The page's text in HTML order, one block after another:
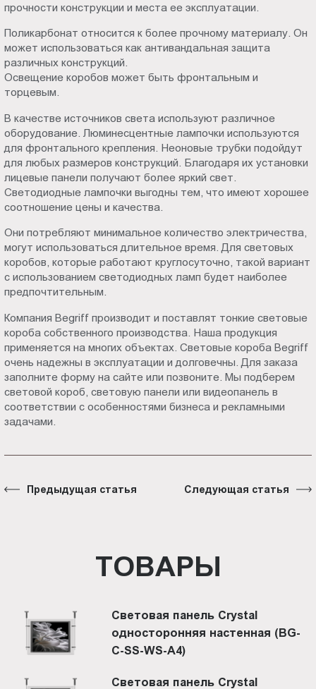
прочности конструкции и места ее эксплуатации.
Поликарбонат относится к более прочному материалу. Он
может использоваться как антивандальная защита
различных конструкций.
Освещение коробов может быть фронтальным и
торцевым.
В качестве источников света используют различное
оборудование. Люминесцентные лампочки используются
для фронтального крепления. Неоновые трубки подойдут
для любых размеров конструкций. Благодаря их установки
лицевые панели получают более яркий свет.
Светодиодные лампочки выгодны тем, что имеют хорошее
соотношение цены и качества.
Они потребляют минимальное количество электричества,
могут использоваться длительное время. Для световых
коробов, которые работают круглосуточно, такой вариант
с использованием светодиодных ламп будет наиболее
предпочтительным.
Компания Begriff производит и поставлят тонкие световые
короба собственного производства. Наша продукция
применяется на многих объектах. Световые короба Begriff
очень надежны в эксплуатации и долговечны. Для заказа
заполните форму на сайте или позвоните. Мы подберем
световой короб, световую панели или видеопанель в
соответствии с особенностями бизнеса и рекламными
задачами.
Предыдущая статья Следующая статья
ТОВАРЫ
Световая панель Crystal
односторонняя настенная (BG-
C-SS-WS-A4)
Световая панель Crystal